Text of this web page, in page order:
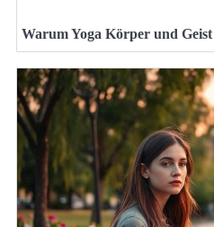
Warum Yoga Körper und